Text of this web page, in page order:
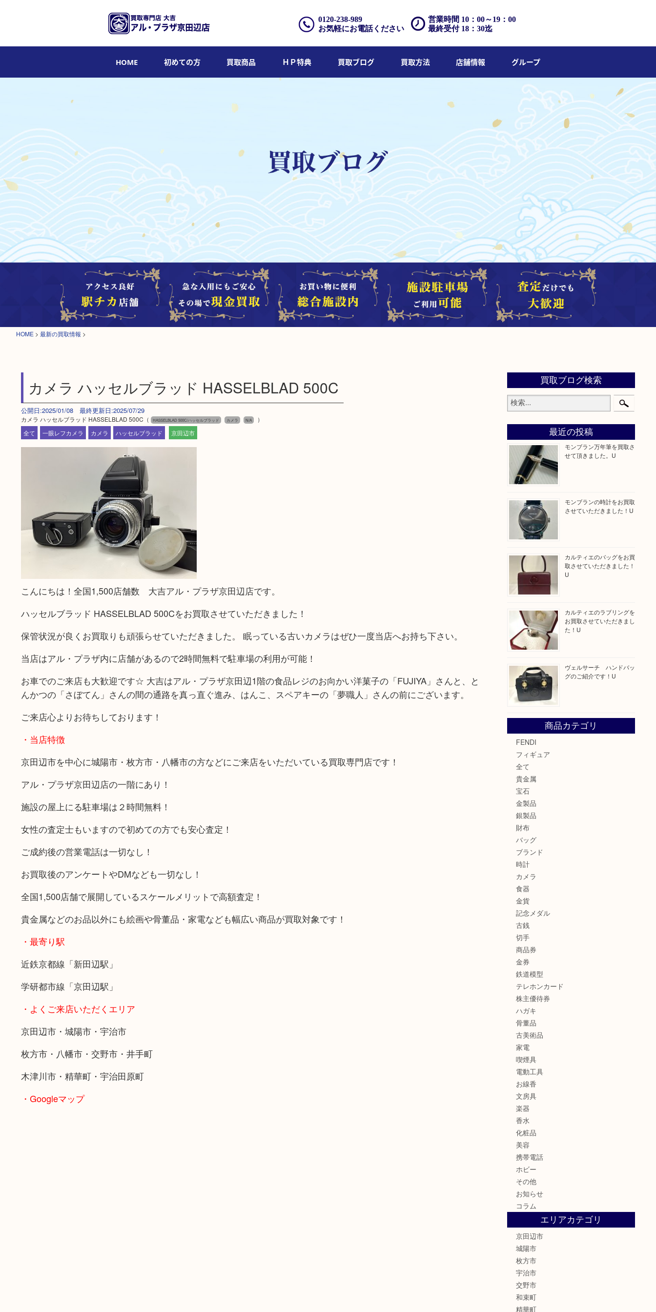
営業時間 10：00～19：00
最終受付 18：30迄
0120-238-989
お気軽にお電話ください
HOME 初めての方 買取商品 ＨＰ特典 買取ブログ 買取方法 店舗情報 グループ
HOME > 最新の買取情報 >
カメラ ハッセルブラッド HASSELBLAD 500C
公開日:2025/01/08 最終更新日:2025/07/29
カメラ ハッセルブラッド HASSELBLAD 500C（ HASSELBLAD 500C/ハッセルブラッド カメラ N/A
）
全て
一眼レフカメラ カメラ ハッセルブラッド 京田辺市
こんにちは！全国1,500店舗数 大吉アル・プラザ京田辺店です。
ハッセルブラッド HASSELBLAD 500Cをお買取させていただきました！
保管状況が良くお買取りも頑張らせていただきました。 眠っている古いカメラはぜひ一度当店へお持ち下さい。
当店はアル・プラザ内に店舗があるので2時間無料で駐車場の利用が可能！
お車でのご来店も大歓迎です☆ 大吉はアル・プラザ京田辺1階の食品レジのお向かい洋菓子の「FUJIYA」さんと、と
んかつの「さぼてん」さんの間の通路を真っ直ぐ進み、はんこ、スペアキーの「夢職人」さんの前にございます。
ご来店心よりお待ちしております！
・当店特徴
京田辺市を中心に城陽市・枚方市・八幡市の方などにご来店をいただいている買取専門店です！
アル・プラザ京田辺店の一階にあり！
施設の屋上にる駐車場は２時間無料！
女性の査定士もいますので初めての方でも安心査定！
ご成約後の営業電話は一切なし！
お買取後のアンケートやDMなども一切なし！
全国1,500店舗で展開しているスケールメリットで高額査定！
貴金属などのお品以外にも絵画や骨董品・家電なども幅広い商品が買取対象です！
・最寄り駅
近鉄京都線「新田辺駅」
学研都市線「京田辺駅」
・よくご来店いただくエリア
京田辺市・城陽市・宇治市
枚方市・八幡市・交野市・井手町
木津川市・精華町・宇治田原町
・Googleマップ
買取ブログ検索
最近の投稿
モンブラン万年筆を買取さ
せて頂きました。U
モンブランの時計をお買取
させていただきました！U
カルティエのバッグをお買
取させていただきました！
U
カルティエのラブリングを
お買取させていただきまし
た！U
ヴェルサーチ ハンドバッ
グのご紹介です！U
商品カテゴリ
FENDI
フィギュア
全て
貴金属
宝石
金製品
銀製品
財布
バッグ
ブランド
時計
カメラ
食器
金貨
記念メダル
古銭
切手
商品券
金券
鉄道模型
テレホンカード
株主優待券
ハガキ
骨董品
古美術品
家電
喫煙具
電動工具
お線香
文房具
楽器
香水
化粧品
美容
携帯電話
ホビー
その他
お知らせ
コラム
エリアカテゴリ
京田辺市
城陽市
枚方市
宇治市
交野市
和束町
精華町